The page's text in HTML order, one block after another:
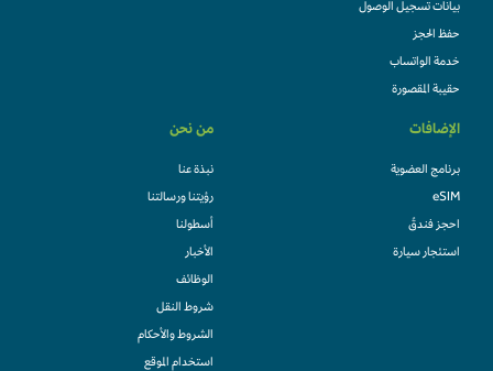
بيانات تسجيل الوصول
حفظ الحجز
خدمة الواتساب
حقيبة المقصورة
الإضافات
برنامج العضوية
eSIM
احجز فندقً
استئجار سيارة
من نحن
نبذة عنا
رؤيتنا ورسالتنا
أسطولنا
الأخبار
الوظائف
شروط النقل
الشروط والأحكام
استخدام الموقع